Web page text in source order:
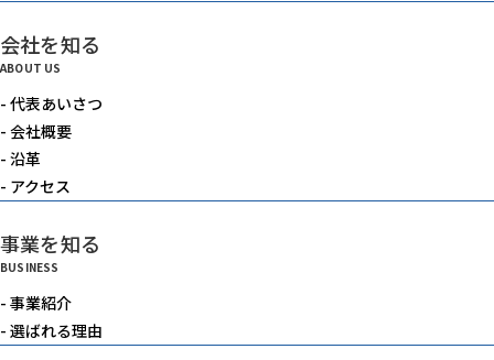
会社を知る
ABOUT US
- 代表あいさつ
- 会社概要
- 沿革
- アクセス
事業を知る
BUSINESS
- 事業紹介
- 選ばれる理由